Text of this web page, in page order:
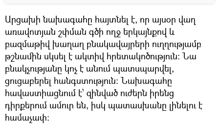
Արցախի նախագահը հայտնել է, որ այսօր վաղ
առավոտյան շփման գծի ողջ երկայնքով և
բազմաթիվ խաղաղ բնակավայրերի ուղղությամբ
թշնամին սկսել է ակտիվ հրետակոծություն: Նա
բնակչությանը կոչ է անում պատսպարվել,
ցուցաբերել հանգստություն: Նախագահը
հավաստիացնում է՝ զինված ուժերն իրենց
դիրքերում ամուր են, իսկ պատասխանը լինելու է
համաչափ: